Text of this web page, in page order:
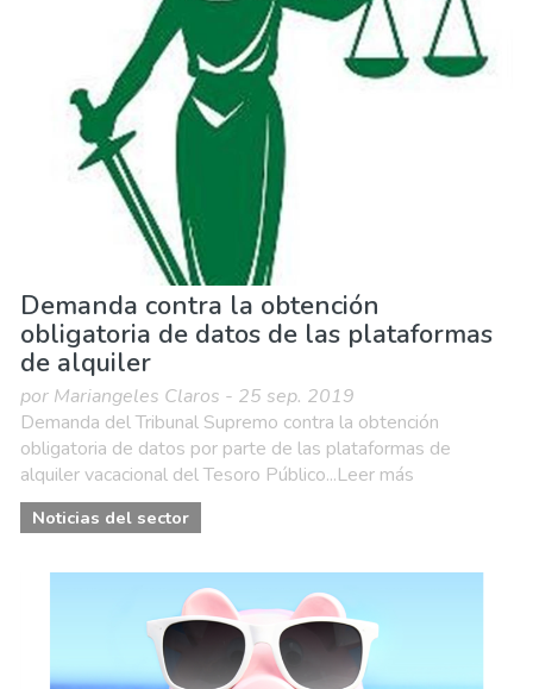
Demanda contra la obtención
obligatoria de datos de las plataformas
de alquiler
por Mariangeles Claros - 25 sep. 2019
Demanda del Tribunal Supremo contra la obtención
obligatoria de datos por parte de las plataformas de
alquiler vacacional del Tesoro Público...Leer más
Noticias del sector